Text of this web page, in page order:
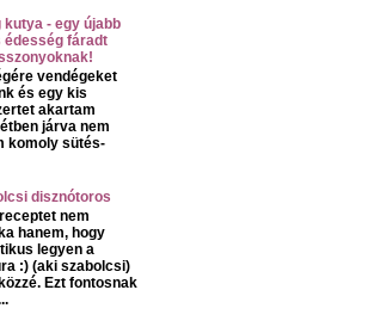
kutya - egy újabb
édesség fáradt
vendégeket
és egy kis
akartam
járva nem
komoly sütés-
disznótoros
nem
hanem, hogy
legyen a
:) (aki szabolcsi)
Ezt fontosnak